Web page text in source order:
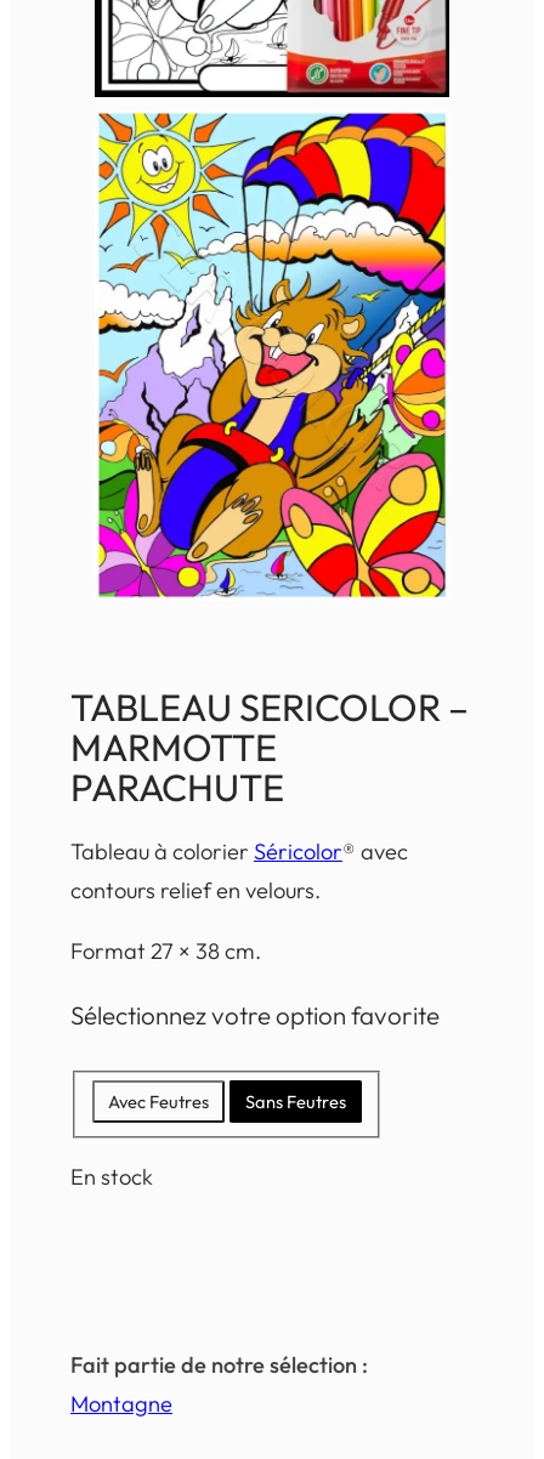
TABLEAU SERICOLOR –
MARMOTTE
PARACHUTE
Tableau à colorier Séricolor® avec
contours relief en velours.
Format 27 × 38 cm.
Sélectionnez votre option favorite
Avec Feutres Sans Feutres
En stock
Fait partie de notre sélection :
Montagne